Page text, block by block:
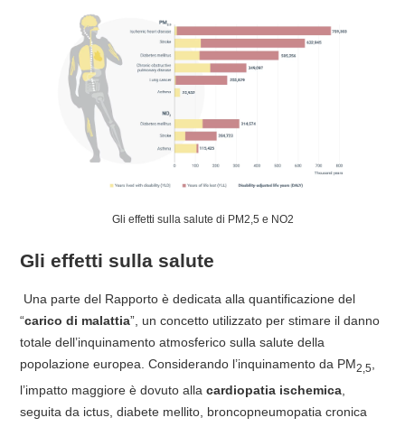
Gli effetti sulla salute di PM2,5 e NO2
Gli effetti sulla salute
Una parte del Rapporto è dedicata alla quantificazione del
“carico di malattia”, un concetto utilizzato per stimare il danno
totale dell’inquinamento atmosferico sulla salute della
popolazione europea. Considerando l’inquinamento da PM2,5
l’impatto maggiore è dovuto alla cardiopatia ischemica
seguita da ictus, diabete mellito, broncopneumopatia cronica